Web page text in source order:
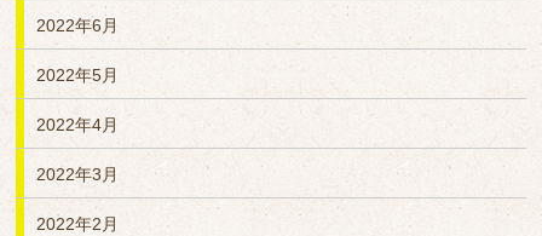
2022年6月
2022年5月
2022年4月
2022年3月
2022年2月